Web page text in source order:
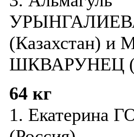
(Казахстан) и
ШКВАРУНЕЦ
64 кг
1. Екатерина